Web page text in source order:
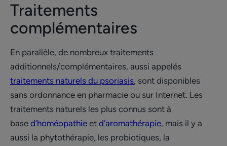
Traitements
complémentaires
En parallèle, de nombreux traitements
additionnels/complémentaires, aussi appelés
traitements naturels du psoriasis, sont disponibles
sans ordonnance en pharmacie ou sur Internet. Les
traitements naturels les plus connus sont à
base d’homéopathie et d’aromathérapie, mais il y a
aussi la phytothérapie, les probiotiques, la